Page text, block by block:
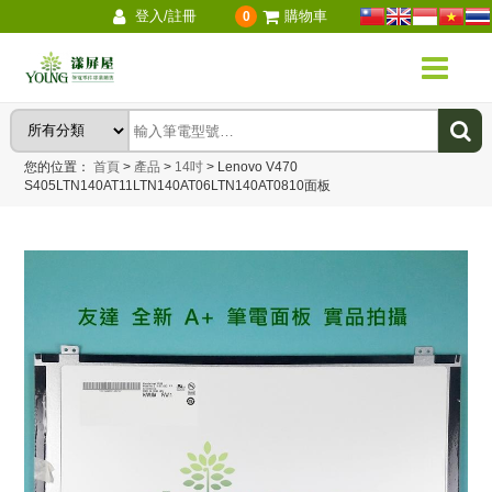
登入/註冊 0 購物車
您的位置：首頁 > 產品 > 14吋 > Lenovo V470
S405LTN140AT11LTN140AT06LTN140AT0810面板